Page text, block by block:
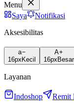
Menu
Saya
Notifikasi
Aksesibilitas
a
16px Kecil
A
16px Besar
Layanan
Indoshop Remit